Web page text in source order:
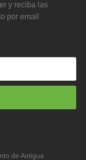
y reciba las
por email
de Antigua